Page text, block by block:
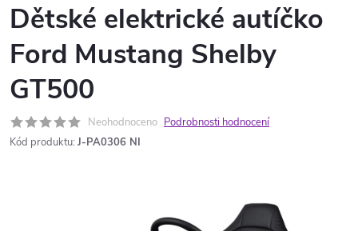
Dětské elektrické autíčko
Ford Mustang Shelby
GT500
Neohodnoceno Podrobnosti hodnocení
Kód produktu: J-PA0306 NI